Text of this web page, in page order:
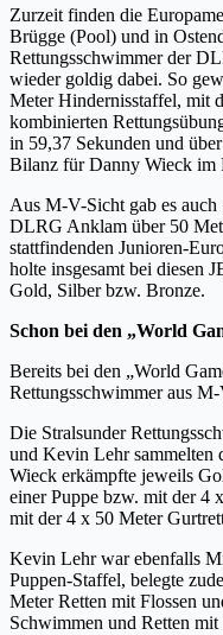
Zurzeit finden die
Brügge (Pool) und in
Rettungsschwimmer der
wieder goldig dabei. So
Meter Hindernisstaffel, mit
kombinierten
in 59,37 Sekunden und
Bilanz für Danny Wieck im
Aus M-V-Sicht gab es
DLRG Anklam über 50
stattfindenden Junioren-
holte insgesamt bei diesen
Gold, Silber bzw. Bronze.
Schon bei den „World
Bereits bei den „World
Rettungsschwimmer aus
Die Stralsunder
und Kevin Lehr sammelten
Wieck erkämpfte jeweils
einer Puppe bzw. mit der 4
mit der 4 x 50 Meter
Kevin Lehr war ebenfalls
Puppen-Staffel, belegte
Meter Retten mit Flossen
Schwimmen und Retten